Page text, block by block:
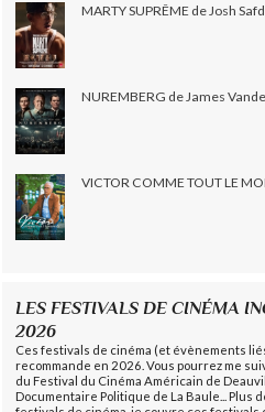
MARTY SUPRÊME de Josh
NUREMBERG de James
VICTOR COMME TOUT LE
LES FESTIVALS DE CINÉMA
2026
Ces festivals de cinéma (et évènements
recommande en 2026. Vous pourrez me
du Festival du Cinéma Américain de
Documentaire Politique de La Baule... Plus